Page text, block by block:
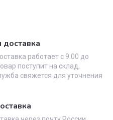
доставка
работает с 9.00 до
поступит на склад,
свяжется для уточнения